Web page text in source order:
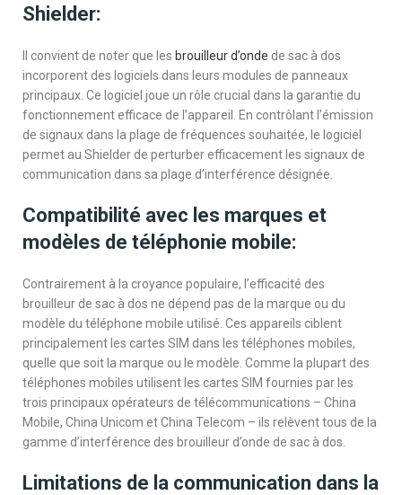
Shielder:
Il convient de noter que les brouilleur d’onde de sac à dos
incorporent des logiciels dans leurs modules de panneaux
principaux. Ce logiciel joue un rôle crucial dans la garantie du
fonctionnement efficace de l’appareil. En contrôlant l’émission
de signaux dans la plage de fréquences souhaitée, le logiciel
permet au Shielder de perturber efficacement les signaux de
communication dans sa plage d’interférence désignée.
Compatibilité avec les marques et
modèles de téléphonie mobile:
Contrairement à la croyance populaire, l’efficacité des
brouilleur de sac à dos ne dépend pas de la marque ou du
modèle du téléphone mobile utilisé. Ces appareils ciblent
principalement les cartes SIM dans les téléphones mobiles,
quelle que soit la marque ou le modèle. Comme la plupart des
téléphones mobiles utilisent les cartes SIM fournies par les
trois principaux opérateurs de télécommunications – China
Mobile, China Unicom et China Telecom – ils relèvent tous de la
gamme d’interférence des brouilleur d’onde de sac à dos.
Limitations de la communication dans la